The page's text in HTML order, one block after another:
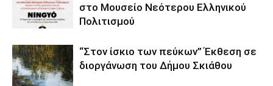
στο Μουσείο Νεότερου Ελληνικού
Πολιτισμού
“Στον ίσκιο των πεύκων” Έκθεση σε
διοργάνωση του Δήμου Σκιάθου